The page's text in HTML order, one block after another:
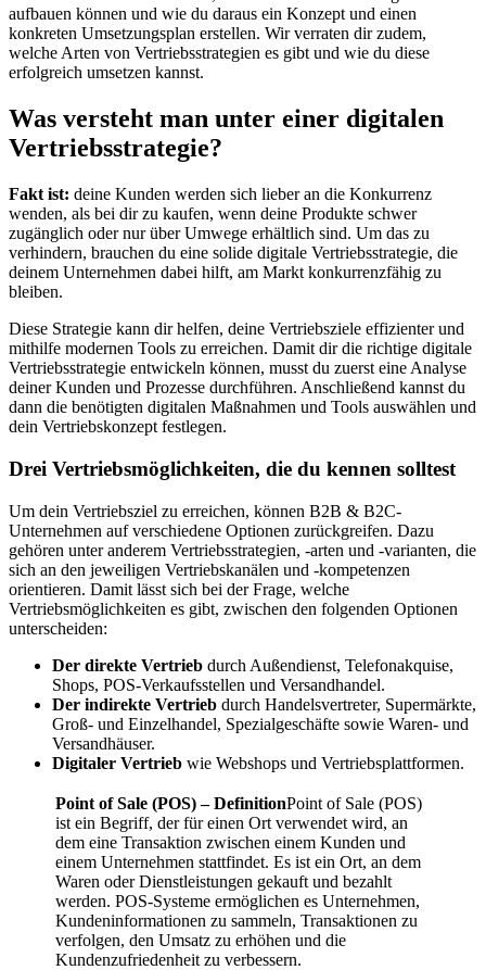
aufbauen können und wie du daraus ein Konzept und einen
konkreten Umsetzungsplan erstellen. Wir verraten dir zudem,
welche Arten von Vertriebsstrategien es gibt und wie du diese
erfolgreich umsetzen kannst.
Was versteht man unter einer digitalen
Vertriebsstrategie?
Fakt ist: deine Kunden werden sich lieber an die Konkurrenz
wenden, als bei dir zu kaufen, wenn deine Produkte schwer
zugänglich oder nur über Umwege erhältlich sind. Um das zu
verhindern, brauchen du eine solide digitale Vertriebsstrategie, die
deinem Unternehmen dabei hilft, am Markt konkurrenzfähig zu
bleiben.
Diese Strategie kann dir helfen, deine Vertriebsziele effizienter und
mithilfe modernen Tools zu erreichen. Damit dir die richtige digitale
Vertriebsstrategie entwickeln können, musst du zuerst eine Analyse
deiner Kunden und Prozesse durchführen. Anschließend kannst du
dann die benötigten digitalen Maßnahmen und Tools auswählen und
dein Vertriebskonzept festlegen.
Drei Vertriebsmöglichkeiten, die du kennen solltest
Um dein Vertriebsziel zu erreichen, können B2B & B2C-
Unternehmen auf verschiedene Optionen zurückgreifen. Dazu
gehören unter anderem Vertriebsstrategien, -arten und -varianten, die
sich an den jeweiligen Vertriebskanälen und -kompetenzen
orientieren. Damit lässt sich bei der Frage, welche
Vertriebsmöglichkeiten es gibt, zwischen den folgenden Optionen
unterscheiden:
Der direkte Vertrieb durch Außendienst, Telefonakquise,
Shops, POS-Verkaufsstellen und Versandhandel.
Der indirekte Vertrieb durch Handelsvertreter, Supermärkte,
Groß- und Einzelhandel, Spezialgeschäfte sowie Waren- und
Versandhäuser.
Digitaler Vertrieb wie Webshops und Vertriebsplattformen.
Point of Sale (POS) – DefinitionPoint of Sale (POS)
ist ein Begriff, der für einen Ort verwendet wird, an
dem eine Transaktion zwischen einem Kunden und
einem Unternehmen stattfindet. Es ist ein Ort, an dem
Waren oder Dienstleistungen gekauft und bezahlt
werden. POS-Systeme ermöglichen es Unternehmen,
Kundeninformationen zu sammeln, Transaktionen zu
verfolgen, den Umsatz zu erhöhen und die
Kundenzufriedenheit zu verbessern.